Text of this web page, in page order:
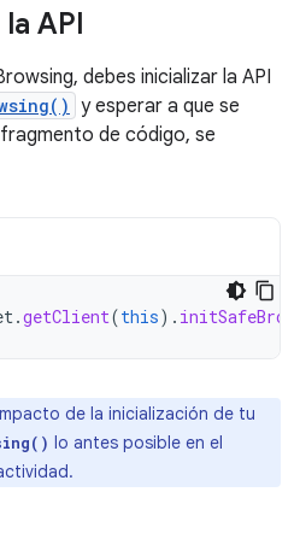
API
debes inicializar la API
y esperar a que se
de código, se
.getClient(this).
de la inicialización de tu
lo antes posible en el